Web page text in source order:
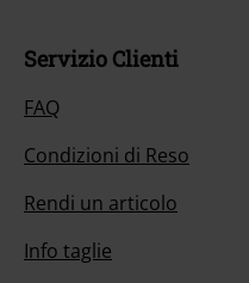
Servizio Clienti
FAQ
Condizioni di Reso
Rendi un articolo
Info taglie